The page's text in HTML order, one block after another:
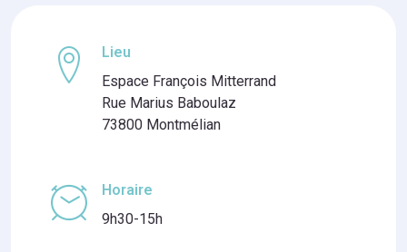
Lieu
Espace François Mitterrand
Rue Marius Baboulaz
73800 Montmélian
Horaire
9h30-15h